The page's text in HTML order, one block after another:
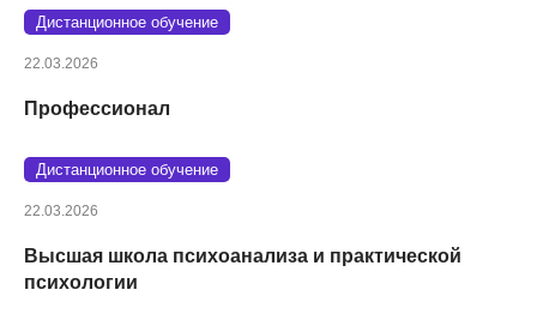
Дистанционное обучение
22.03.2026
Профессионал
Дистанционное обучение
22.03.2026
Высшая школа психоанализа и практической
психологии